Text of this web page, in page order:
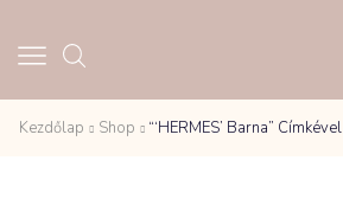
Kezdőlap Shop “‘HERMES’ Barna”